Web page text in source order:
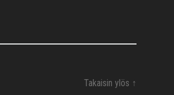
Takaisin ylös ↑